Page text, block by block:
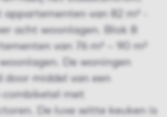
van 82 m² -
acht woonlagen. Blok 8
van 76 m² – 90 m²
De woningen
door middel van een
met
De luxe witte keuken is